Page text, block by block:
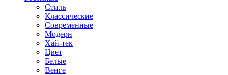
Стиль
Классические
Современные
Модерн
Хай-тек
Цвет
Белые
Венге